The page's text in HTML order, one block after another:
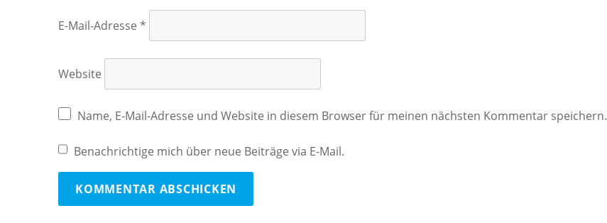
E-Mail-Adresse *
Website
Name, E-Mail-Adresse und Website in diesem Browser für meinen nächsten Kommentar speichern.
Benachrichtige mich über neue Beiträge via E-Mail.